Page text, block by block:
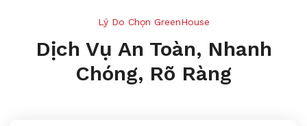
Lý Do Chọn GreenHouse
Dịch Vụ An Toàn, Nhanh
Chóng, Rõ Ràng